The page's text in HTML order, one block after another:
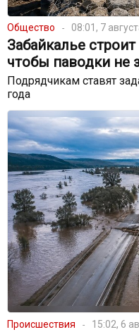
Общество 08:01, 7
Забайкалье
чтобы паводки не
Подрядчикам ставят
года
Происшествия 15:02, 6